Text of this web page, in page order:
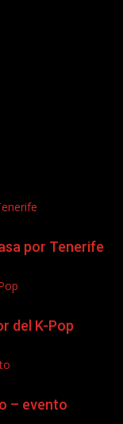
por Tenerife
del K-Pop
– evento